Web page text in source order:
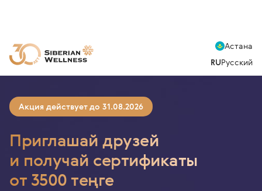
Астана
RUРусский
Акция действует до 31.08.2026
Приглашай друзей
и получай сертификаты
от 3500 теңге